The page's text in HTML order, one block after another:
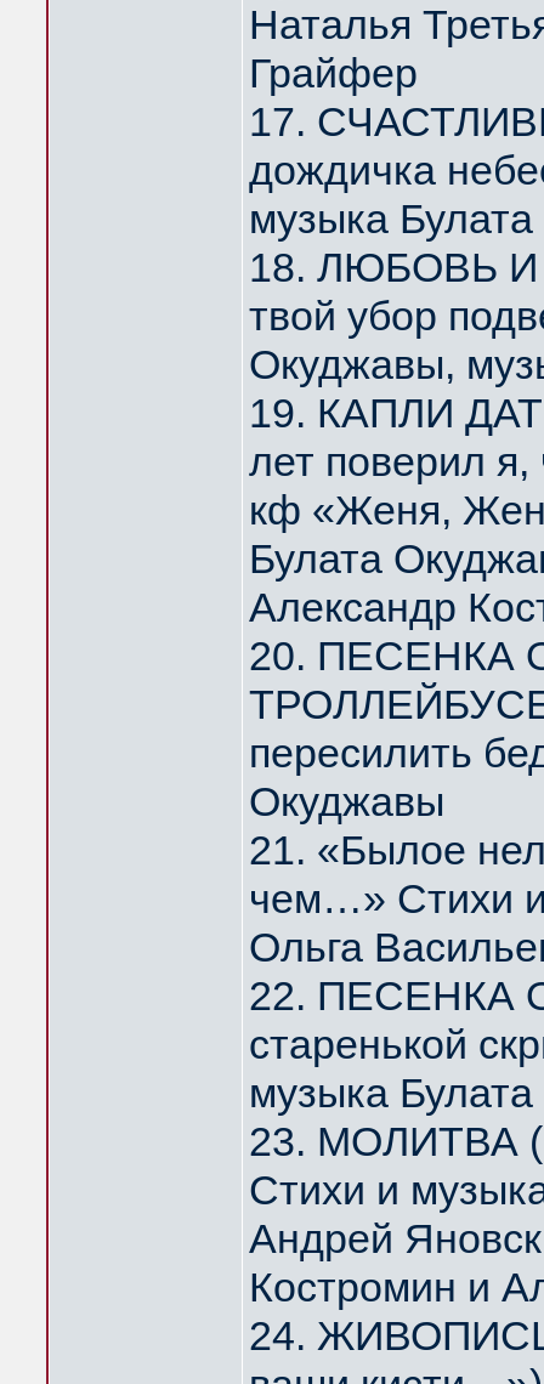
Наталья
Грайфер
17.
дождичка
музыка
18. ЛЮБОВЬ И
твой убор
Окуджавы,
19. КАПЛИ
лет поверил
кф «Женя,
Булата
Александр
20.
ТРОЛЛЕЙБУСЕ
пересилить
Окуджавы
21. «Былое
чем…» Стихи
Ольга
22. ПЕСЕНКА
старенькой
музыка
23. МОЛИТВА
Стихи и
Андрей
Костромин и
24.